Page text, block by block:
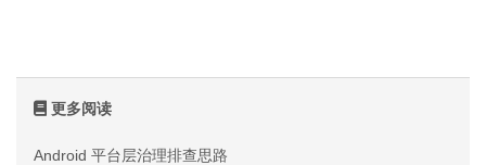
更多阅读
Android 平台层治理排查思路